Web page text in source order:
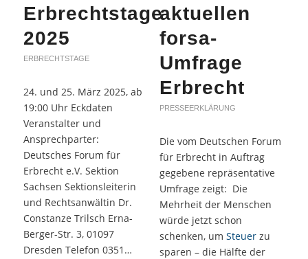
Erbrechtstage
2025
ERBRECHTSTAGE
24. und 25. März 2025, ab
19:00 Uhr Eckdaten
Veranstalter und
Ansprechparter:
Deutsches Forum für
Erbrecht e.V. Sektion
Sachsen Sektionsleiterin
und Rechtsanwältin Dr.
Constanze Trilsch Erna-
Berger-Str. 3, 01097
Dresden Telefon 0351…
aktuellen
forsa-
Umfrage
Erbrecht
PRESSEERKLÄRUNG
Die vom Deutschen Forum
für Erbrecht in Auftrag
gegebene repräsentative
Umfrage zeigt: Die
Mehrheit der Menschen
würde jetzt schon
schenken, um Steuerzu
sparen – die Hälfte der